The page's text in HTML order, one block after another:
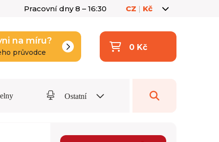
Pracovní dny 8 – 16:30 CZ | Kč
na míru?
průvodce
0 Kč
Ostatní